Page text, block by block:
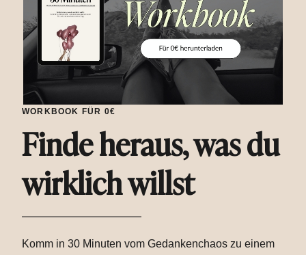
WORKBOOK FÜR 0€
Finde heraus, was du
wirklich willst
Komm in 30 Minuten vom Gedankenchaos zu einem